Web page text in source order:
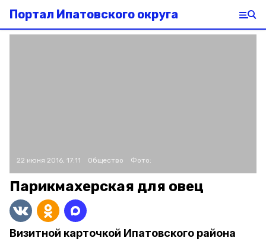
Портал Ипатовского округа
22 июня 2016, 17:11 Общество Фото:
Парикмахерская для овец
Визитной карточкой Ипатовского района